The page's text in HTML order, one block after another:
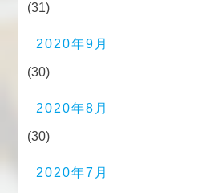
(31)
2020年9月
(30)
2020年8月
(30)
2020年7月